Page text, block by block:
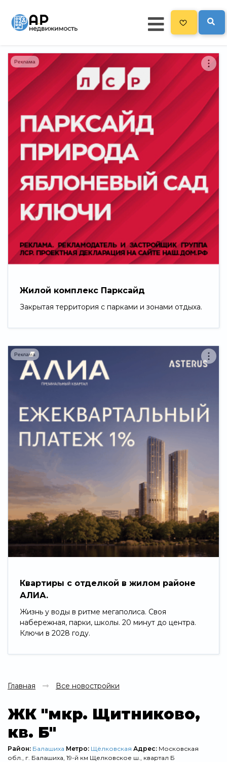
Главная
Все новостройки 3300
Новостройки на карте
Блог
Черный список ЖК
Рекламодателям
Политика конфиденциальности
Карта сайта
Жилой комплекс Парксайд
Закрытая территория с парками и зонами отдыха.
Реклама
Квартиры с отделкой в жилом районе
АЛИА.
Жизнь у воды в ритме мегаполиса. Своя
набережная, парки, школы. 20 минут до центра.
Ключи в 2028 году.
Реклама
Главная Все новостройки
ЖК "мкр. Щитниково,
кв. Б"
Район: Балашиха Метро: Щёлковская Адрес: Московская
обл., г. Балашиха, 19-й км Щелковское ш., квартал Б